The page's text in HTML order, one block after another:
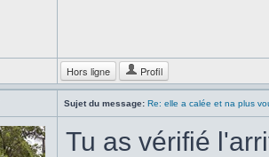
Hors ligne Profil
Sujet du message: Re: elle a calée et na plus
Tu as vérifié